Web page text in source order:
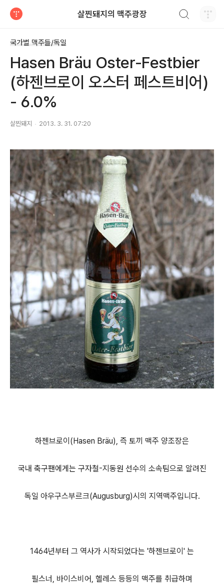
살찐돼지의 맥주광장
국가별 맥주들/독일
Hasen Bräu Oster-Festbier
(하젠브로이 오스터 페스트비어)
- 6.0%
살찐돼지 2013. 3. 31. 07:20
하젠브로이(Hasen Bräu), 즉 토끼 맥주 양조장은
국내 축구팬에게는 구자철-지동원 선수의 소속팀으로 알려진
독일 아우구스부르크(Augusburg)시의 지역맥주입니다.
1464년부터 그 역사가 시작되었다는 '하젠브로이' 는
필스너, 바이스비어, 헬레스 등등의 맥주를 취급하며